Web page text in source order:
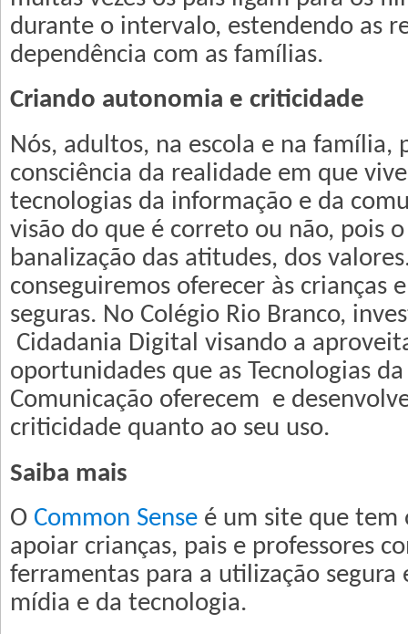
durante o intervalo, estendendo as
dependência com as famílias.
Criando autonomia e criticidade
Nós, adultos, na escola e na família,
consciência da realidade em que
tecnologias da informação e da
visão do que é correto ou não, pois
banalização das atitudes, dos
conseguiremos oferecer às crianças
seguras. No Colégio Rio Branco,
Cidadania Digital visando a
oportunidades que as Tecnologias
Comunicação oferecem e
criticidade quanto ao seu uso.
Saiba mais
O Common Sense é um site que tem
apoiar crianças, pais e professores
ferramentas para a utilização segura
mídia e da tecnologia.